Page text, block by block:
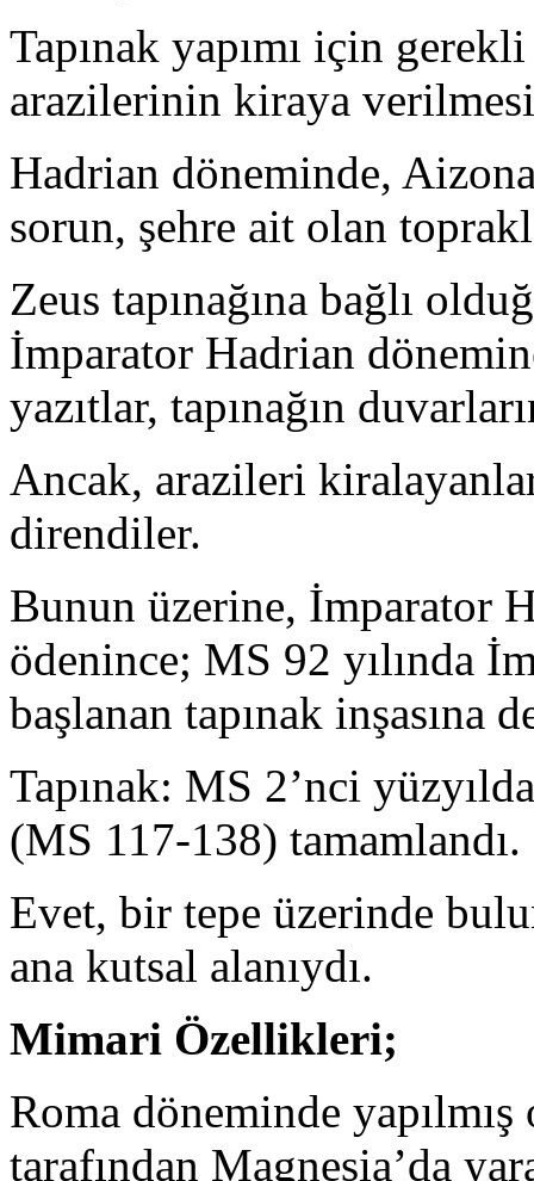
Tapınak yapımı için
arazilerinin kiraya
Hadrian döneminde,
sorun, şehre ait olan
Zeus tapınağına bağlı
İmparator Hadrian
yazıtlar, tapınağın
Ancak, arazileri
direndiler.
Bunun üzerine, İmparator
ödenince; MS 92 yılında
başlanan tapınak inşasına
Tapınak: MS 2’nci
(MS 117-138) tamamlandı.
Evet, bir tepe üzerinde
ana kutsal alanıydı.
Mimari Özellikleri;
Roma döneminde
tarafından Magnesia’da